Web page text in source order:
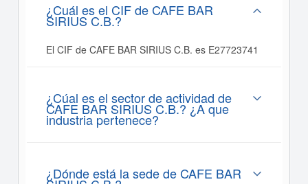
¿Cuál es el CIF de CAFE BAR
SIRIUS C.B.?
El CIF de CAFE BAR SIRIUS C.B. es E27723741
¿Cúal es el sector de actividad de
CAFE BAR SIRIUS C.B.? ¿A que
industria pertenece?
¿Dónde está la sede de CAFE BAR